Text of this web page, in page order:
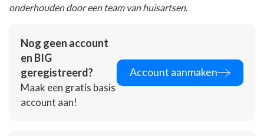
onderhouden door een team van huisartsen.
Nog geen account
en BIG
geregistreerd?
Maak een gratis basis
account aan!
Account aanmaken